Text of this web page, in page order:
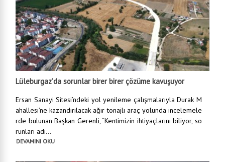
Lüleburgaz’da sorunlar birer birer çözüme kavuşuyor
Ersan Sanayi Sitesi’ndeki yol yenileme çalışmalarıyla Durak M
ahallesi’ne kazandırılacak ağır tonajlı araç yolunda incelemele
rde bulunan Başkan Gerenli, “Kentimizin ihtiyaçlarını biliyor, so
runları adı...
DEVAMINI OKU